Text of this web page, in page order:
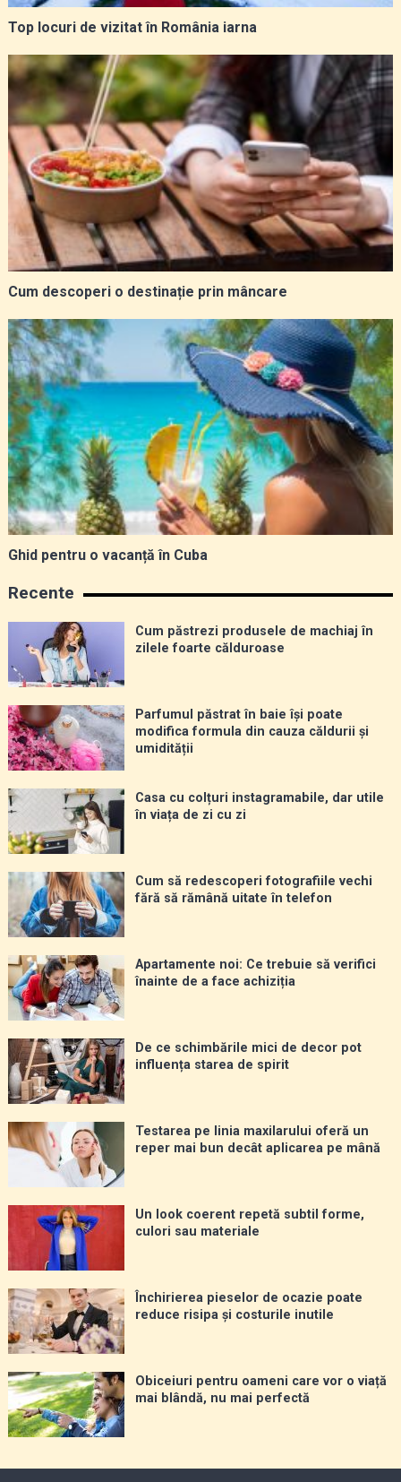
Top locuri de vizitat în România iarna
Cum descoperi o destinație prin mâncare
Ghid pentru o vacanță în Cuba
Recente
Cum păstrezi produsele de machiaj în
zilele foarte călduroase
Parfumul păstrat în baie își poate
modifica formula din cauza căldurii și
umidității
Casa cu colțuri instagramabile, dar utile
în viața de zi cu zi
Cum să redescoperi fotografiile vechi
fără să rămână uitate în telefon
Apartamente noi: Ce trebuie să verifici
înainte de a face achiziția
De ce schimbările mici de decor pot
influența starea de spirit
Testarea pe linia maxilarului oferă un
reper mai bun decât aplicarea pe mână
Un look coerent repetă subtil forme,
culori sau materiale
Închirierea pieselor de ocazie poate
reduce risipa și costurile inutile
Obiceiuri pentru oameni care vor o viață
mai blândă, nu mai perfectă